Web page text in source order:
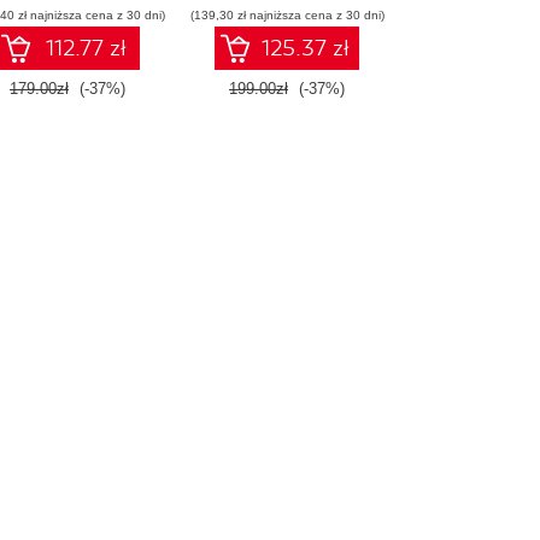
zł najniższa cena z 30 dni)
112.77 zł
179.00zł (-37%)
konstruowanie
inteligentnych
systemów
(139,30 zł najniższa cena z 30 dni)
125.37 zł
199.00zł (-37%)